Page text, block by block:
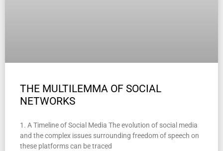
THE MULTILEMMA OF SOCIAL
NETWORKS
1. A Timeline of Social Media The evolution of social media
and the complex issues surrounding freedom of speech on
these platforms can be traced